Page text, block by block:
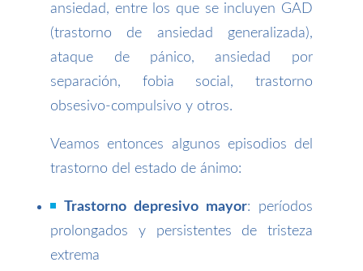
ansiedad, entre los que se incluyen GAD
(trastorno de ansiedad generalizada),
ataque de pánico, ansiedad por
separación, fobia social, trastorno
obsesivo-compulsivo y otros.
Veamos entonces algunos episodios del
trastorno del estado de ánimo:
Trastorno depresivo mayor: períodos
prolongados y persistentes de tristeza
extrema